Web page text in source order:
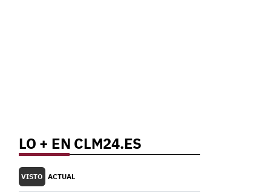
LO + EN CLM24.ES
VISTO ACTUAL